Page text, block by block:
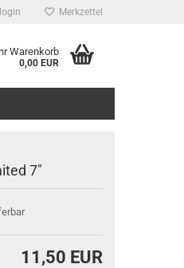
Merkzettel
Warenkorb
0,00 EUR
7"
11,50 EUR